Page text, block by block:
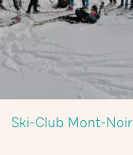
Ski-Club Mont-Noir